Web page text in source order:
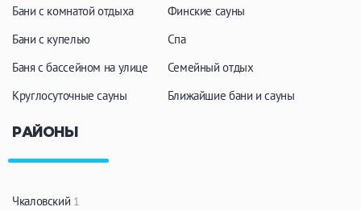
Бани с комнатой отдыха
Бани с купелью
Баня с бассейном на улице
Круглосуточные сауны
Финские сауны
Спа
Семейный отдых
Ближайшие бани и сауны
РАЙОНЫ
Чкаловский 1